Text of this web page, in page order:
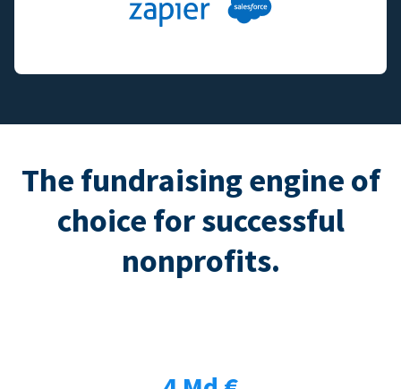
The fundraising engine of
choice for successful
nonprofits.